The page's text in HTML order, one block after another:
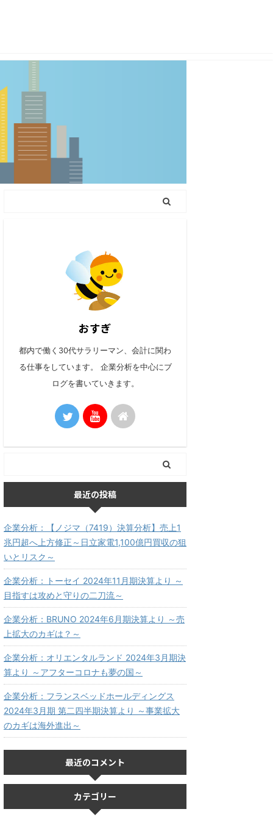
おすぎ
都内で働く30代サラリーマン、会計に関わ
る仕事をしています。 企業分析を中心にブ
ログを書いていきます。
最近の投稿
企業分析：【ノジマ（7419）決算分析】売上1
兆円超へ上方修正～日立家電1,100億円買収の狙
いとリスク～
企業分析：トーセイ 2024年11月期決算より ～
目指すは攻めと守りの二刀流～
企業分析：BRUNO 2024年6月期決算より ～売
上拡大のカギは？～
企業分析：オリエンタルランド 2024年3月期決
算より ～アフターコロナも夢の国～
企業分析：フランスベッドホールディングス
2024年3月期 第二四半期決算より ～事業拡大
のカギは海外進出～
最近のコメント
カテゴリー